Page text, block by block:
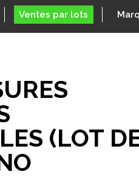
Ventes par lots
(LOT